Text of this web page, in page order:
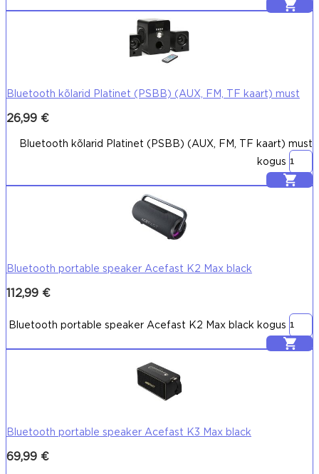
Lisa korvi
Bluetooth kõlarid Platinet (PSBB) (AUX, FM, TF kaart) must
26,99 €
Bluetooth kõlarid Platinet (PSBB) (AUX, FM, TF kaart) must
kogus
Lisa korvi
Bluetooth portable speaker Acefast K2 Max black
112,99 €
Bluetooth portable speaker Acefast K2 Max black kogus
Lisa korvi
Bluetooth portable speaker Acefast K3 Max black
69,99 €